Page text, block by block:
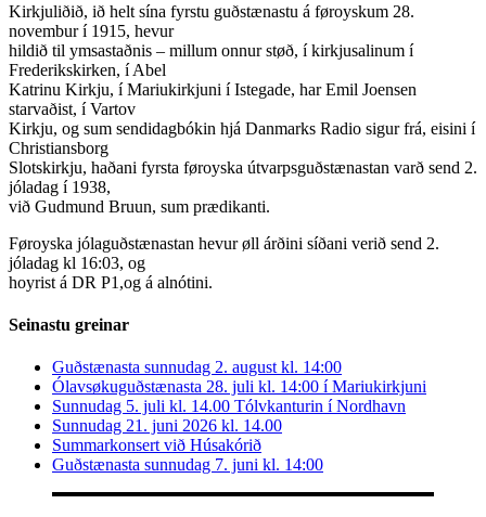
Kirkjuliðið, ið helt sína fyrstu guðstænastu á føroyskum 28.
novembur í 1915, hevur
hildið til ymsastaðnis – millum onnur støð, í kirkjusalinum í
Frederikskirken, í Abel
Katrinu Kirkju, í Mariukirkjuni í Istegade, har Emil Joensen
starvaðist, í Vartov
Kirkju, og sum sendidagbókin hjá Danmarks Radio sigur frá, eisini í
Christiansborg
Slotskirkju, haðani fyrsta føroyska útvarpsguðstænastan varð send 2.
jóladag í 1938,
við Gudmund Bruun, sum prædikanti.
Føroyska jólaguðstænastan hevur øll árðini síðani verið send 2.
jóladag kl 16:03, og
hoyrist á DR P1,og á alnótini.
Seinastu greinar
Guðstænasta sunnudag 2. august kl. 14:00
Ólavsøkuguðstænasta 28. juli kl. 14:00 í Mariukirkjuni
Sunnudag 5. juli kl. 14.00 Tólvkanturin í Nordhavn
Sunnudag 21. juni 2026 kl. 14.00
Summarkonsert við Húsakórið
Guðstænasta sunnudag 7. juni kl. 14:00